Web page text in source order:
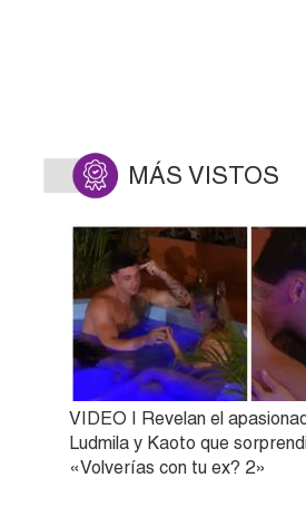
MÁS VISTOS
VIDEO | Revelan el
Ludmila y Kaoto que
«Volverías con tu ex? 2»